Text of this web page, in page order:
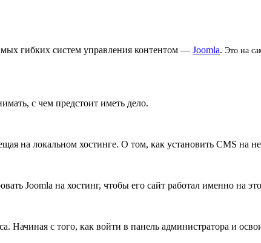
гибких систем управления контентом — Joomla. Это на
с чем предстоит иметь дело.
на локальном хостинге. О том, как установить CMS на
Joomla на хостинг, чтобы его сайт работал именно на
с того, как войти в панель администратора и